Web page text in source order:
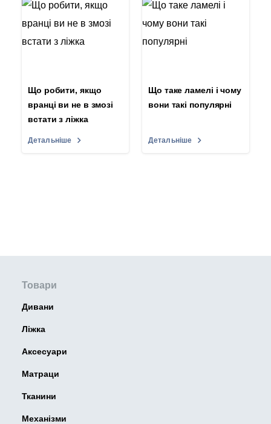
Що робити, якщо
вранці ви не в змозі
встати з ліжка
Детальніше
Що таке ламелі і чому
вони такі популярні
Детальніше
Товари
Дивани
Ліжка
Аксесуари
Матраци
Тканини
Механізми